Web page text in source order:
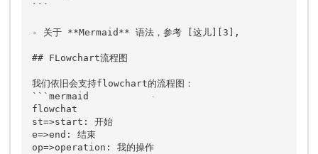
```
- 关于 **Mermaid** 语法，参考 [这儿][3],
## FLowchart流程图
我们依旧会支持flowchart的流程图：
```mermaid
flowchat
st=>start: 开始
e=>end: 结束
op=>operation: 我的操作